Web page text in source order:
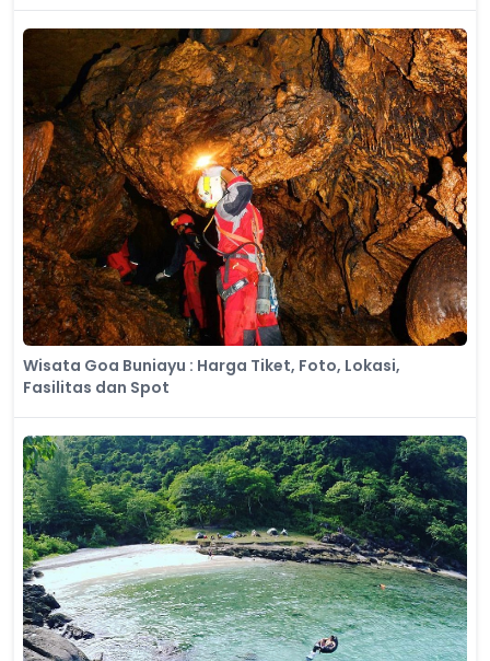
Wisata Goa Buniayu : Harga Tiket, Foto, Lokasi,
Fasilitas dan Spot